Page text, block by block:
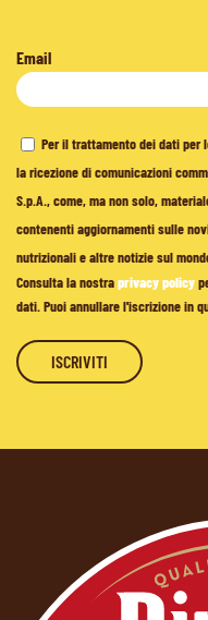
Email
Per il trattamento dei dati per
la ricezione di comunicazioni
S.p.A., come, ma non solo,
contenenti aggiornamenti sulle
nutrizionali e altre notizie sul
Consulta la nostraprivacy policy
dati. Puoi annullare l'iscrizione in